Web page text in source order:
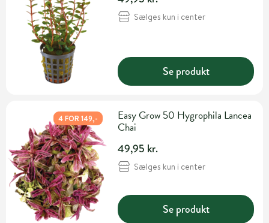
Sælges kun i center
Se produkt
4 FOR 149,-
Easy Grow 50 Hygrophila Lancea
Chai
49,95 kr.
Sælges kun i center
Se produkt